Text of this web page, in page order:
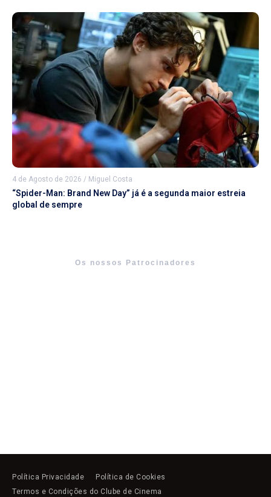
4 de Agosto de 2026 / Miguel Costa
“Spider-Man: Brand New Day” já é a segunda maior estreia
global de sempre
Os nossos Patrocinadores
Política Privacidade
Política de Cookies
Termos e Condições do Clube de Cinema